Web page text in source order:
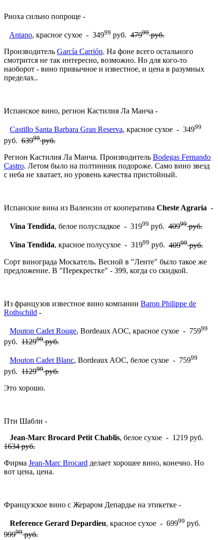
Риоха сильно попроще -
Antano, красное сухое - 34999 руб. 47999руб.
Производитель García Carrión. На фоне всего остального
смотрится не так интересно, возможно. Но для кого-то
наоборот - вино привычное и известное, и цена в разумных
пределах..
Испанское вино, регион Кастилия Ла Манча -
Castillo Santa Barbara Gran Reserva, красное сухое - 34999
руб. 63999руб.
Регион Кастилия Ла Манча. Производитель Bodegas Fernando
Castro. Летом было на полтинник подороже. Само вино звезд
с неба не хватает, но уровень качества пристойный.
Испанские вина из Валенсии от кооператива Cheste Agraria -
Vina Tendida, белое полусладкое - 31999 руб. 40999руб.
Vina Tendida, красное полусухое - 31999 руб. 40999руб.
Сорт винограда Москатель. Весной в "Ленте" было такое же
предложение. В "Перекрестке" - 399, когда со скидкой.
Из французов известное вино компании Baron Philippe de
Rothschild -
Mouton Cadet Rouge, Bordeaux AOC, красное сухое - 75999
руб. 112999руб.
Mouton Cadet Blanc, Bordeaux AOC, белое сухое - 75999
руб. 112999руб.
Это хорошо.
Пти Шабли -
Jean-Marc Brocard Petit Chablis, белое сухое - 1219 руб.
1634 руб.
Фирма Jean-Marc Brocard делает хорошее вино, конечно. Но
вот цена, цена.
Французское вино с Жераром Депардье на этикетке -
Reference Gerard Depardieu, красное сухое - 69999 руб.
99999руб.